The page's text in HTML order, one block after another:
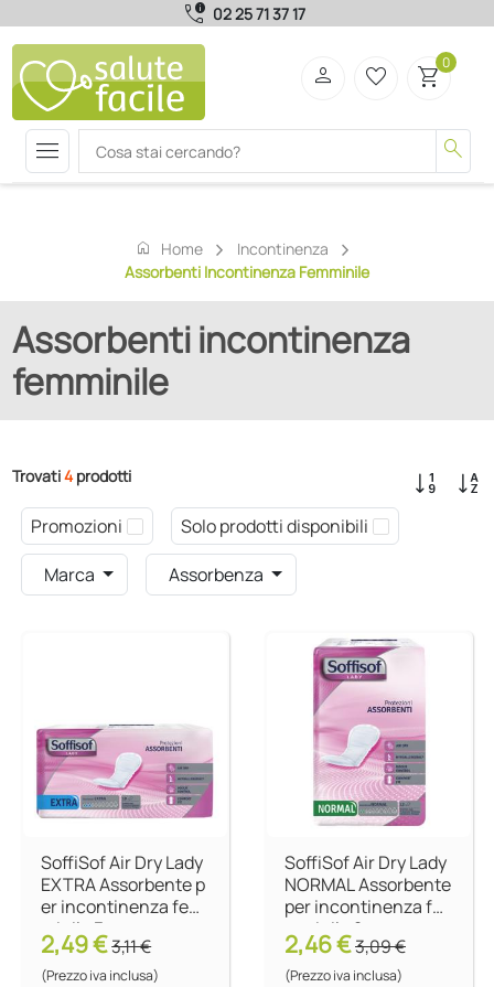
call_quality 02 25 71 37 17
menu search
person favorite_border shopping_cart0
home Home
Incontinenza
Assorbenti Incontinenza Femminile
Assorbenti incontinenza
femminile
Trovati4prodotti
Promozioni
Solo prodotti disponibili
Marca
Assorbenza
SoffiSof Air Dry Lady
EXTRA Assorbente p
er incontinenza fem
minile 3 gocce
2,49 €3,11 €
(Prezzo iva inclusa)
SoffiSof Air Dry Lady
NORMAL Assorbente
per incontinenza fe
mminile 2 gocce
2,46 €3,09 €
(Prezzo iva inclusa)